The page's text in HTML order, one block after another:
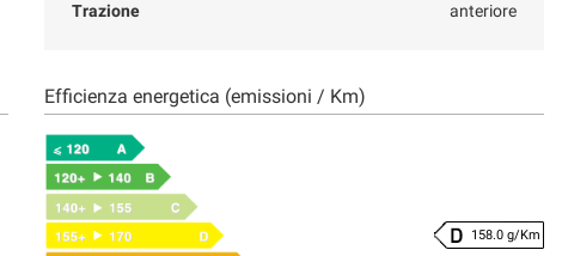
Trazione anteriore
Efficienza energetica (emissioni / Km)
158.0 g/Km